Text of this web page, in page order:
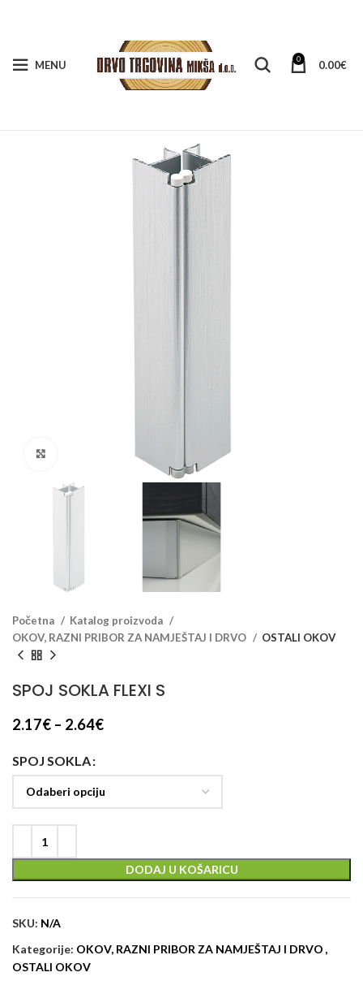
MENU 0 0.00€
Klikni za veći prikaz
Početna
Katalog proizvoda
OKOV, RAZNI PRIBOR ZA NAMJEŠTAJ I DRVO
OSTALI OKOV
SPOJ SOKLA FLEXI S
2.17€ – 2.64€
SPOJ SOKLA
DODAJ U KOŠARICU
SKU: N/A
Kategorije: OKOV, RAZNI PRIBOR ZA NAMJEŠTAJ I DRVO ,
OSTALI OKOV